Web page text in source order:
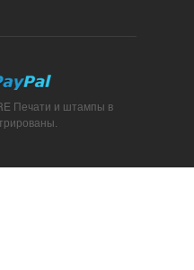
Печати и штампы в